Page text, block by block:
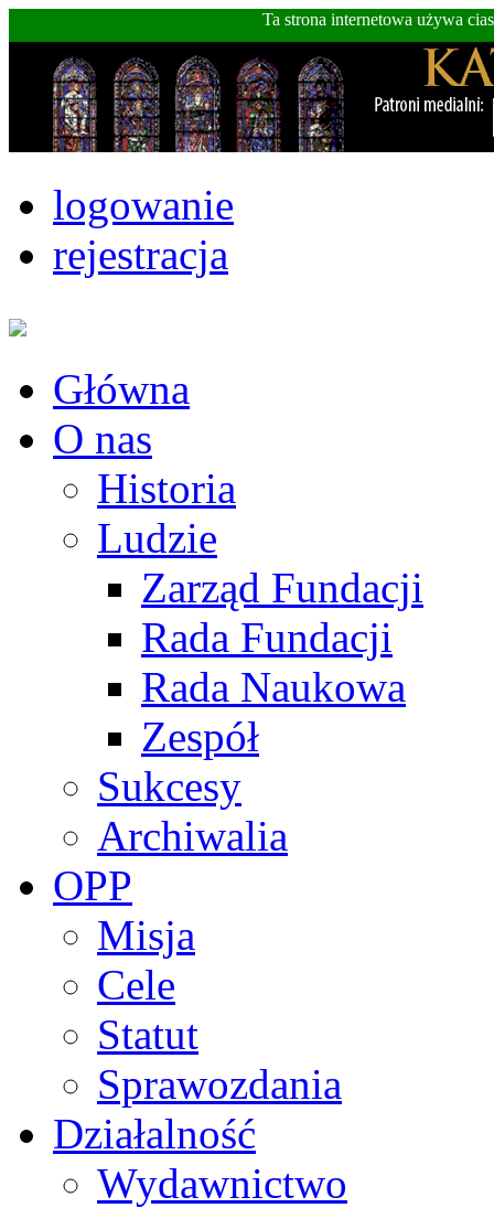
Ta strona internetowa używa
logowanie
rejestracja
Główna
O nas
Historia
Ludzie
Zarząd Fundacji
Rada Fundacji
Rada Naukowa
Zespół
Sukcesy
Archiwalia
OPP
Misja
Cele
Statut
Sprawozdania
Działalność
Wydawnictwo